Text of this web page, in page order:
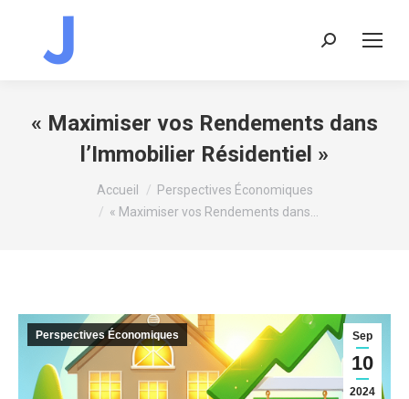
Recherche
« Maximiser vos Rendements dans
l’Immobilier Résidentiel »
Vous êtes ici :Accueil
Perspectives Économiques
« Maximiser vos Rendements dans…
Sep
10
2024
Perspectives Économiques